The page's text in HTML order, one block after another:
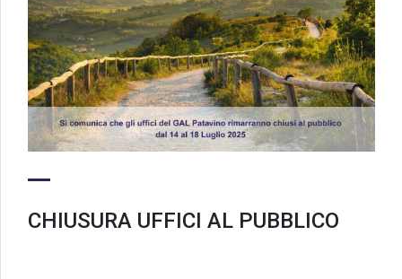
CHIUSURA UFFICI AL PUBBLICO